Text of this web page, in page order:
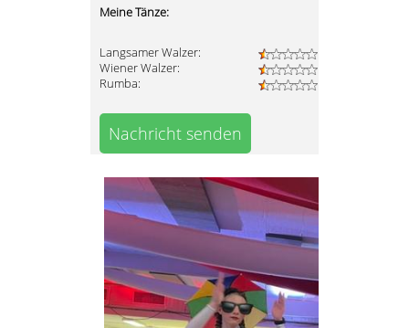
Meine Tänze:
Langsamer Walzer:
Wiener Walzer:
Rumba:
Nachricht senden